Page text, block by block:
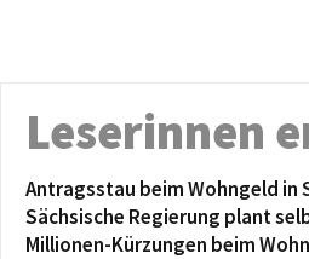
Leserinnen
Antragsstau beim Wohngeld in
Sächsische Regierung plant
Millionen-Kürzungen beim